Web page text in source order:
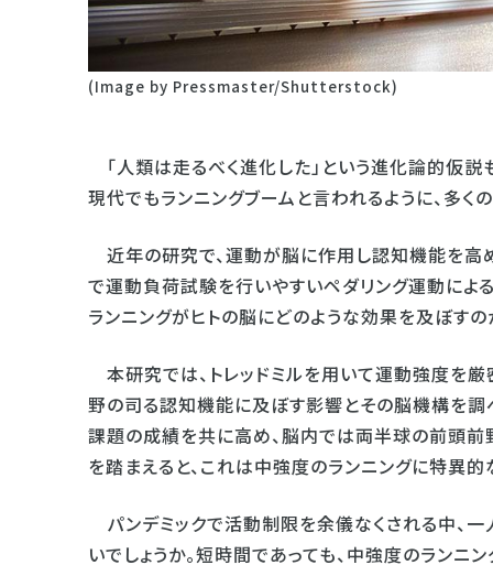
(Image by Pressmaster/Shutterstock)
「人類は走るべく進化した」という進化論的仮
現代でもランニングブームと言われるように、多く
近年の研究で、運動が脳に作用し認知機能を高
で運動負荷試験を行いやすいペダリング運動によ
ランニングがヒトの脳にどのような効果を及ぼす
本研究では、トレッドミルを用いて運動強度を
野の司る認知機能に及ぼす影響とその脳機構を調
課題の成績を共に高め、脳内では両半球の前頭前
を踏まえると、これは中強度のランニングに特異
パンデミックで活動制限を余儀なくされる中、
いでしょうか。短時間であっても、中強度のラン